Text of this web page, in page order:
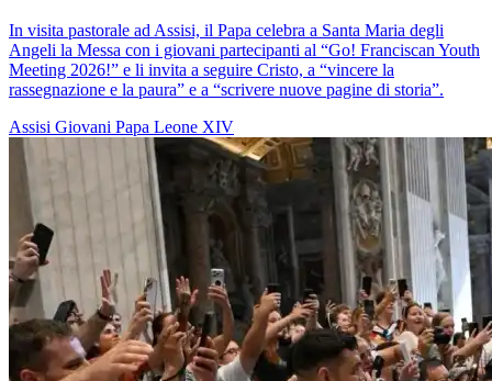
In visita pastorale ad Assisi, il Papa celebra a Santa Maria degli
Angeli la Messa con i giovani partecipanti al “Go! Franciscan Youth
Meeting 2026!” e li invita a seguire Cristo, a “vincere la
rassegnazione e la paura” e a “scrivere nuove pagine di storia”.
Assisi Giovani Papa Leone XIV